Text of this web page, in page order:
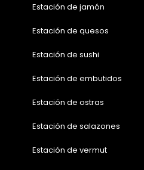
Estación de jamón
Estación de quesos
Estación de sushi
Estación de embutidos
Estación de ostras
Estación de salazones
Estación de vermut